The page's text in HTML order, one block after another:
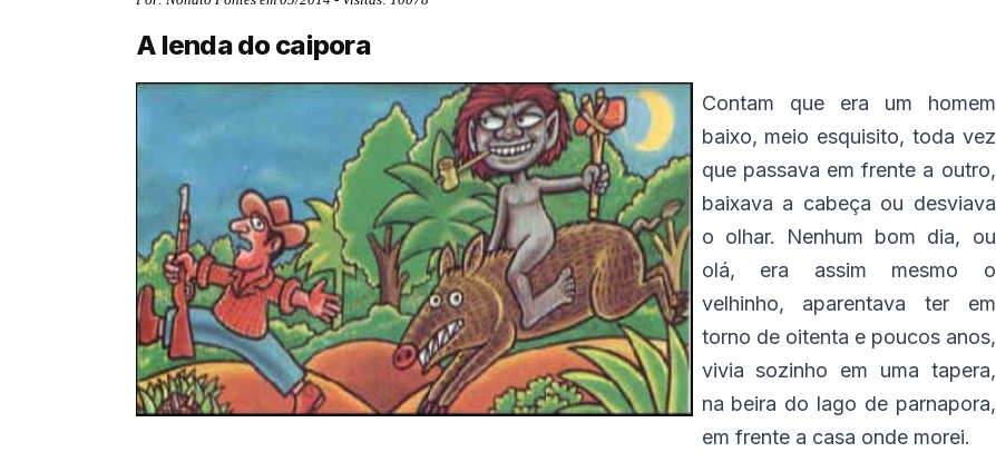
A lenda do caipora
Contam que era um homem
baixo, meio esquisito, toda vez
que passava em frente a outro,
baixava a cabeça ou desviava
o olhar. Nenhum bom dia, ou
olá, era assim mesmo o
velhinho, aparentava ter em
torno de oitenta e poucos anos,
vivia sozinho em uma tapera,
na beira do lago de parnapora,
em frente a casa onde morei.